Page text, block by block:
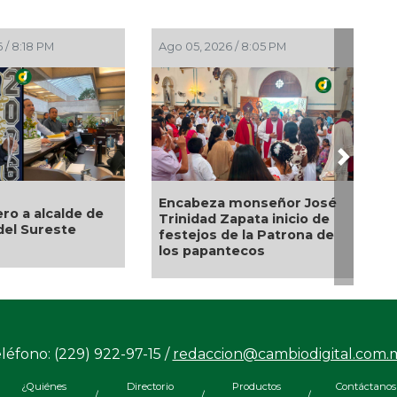
Ago 05, 2026 / 8:05 PM
Encabeza monseñor José
Trinidad Zapata inicio de
festejos de la Patrona de
Ago 05, 2026 / 7:46 PM
Entrega DIF Municipal de
Veracruz cerca de 100
credenciales de
discapacidad
Next
(229) 922-97-15 /
¿Quiénes
Directorio
Productos
Contáctanos